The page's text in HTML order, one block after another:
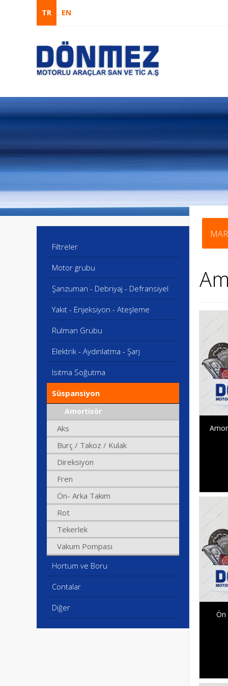
TR EN
Filtreler
Motor grubu
Şanzuman - Debriyaj - Defransiyel
Yakıt - Enjeksiyon - Ateşleme
Rulman Grubu
Elektrik - Aydınlatma - Şarj
Isıtma Soğutma
Süspansiyon
Amortisör
Aks
Burç / Takoz / Kulak
Direksiyon
Fren
Ön- Arka Takım
Rot
Tekerlek
Vakum Pompası
Hortum ve Boru
Contalar
Diğer